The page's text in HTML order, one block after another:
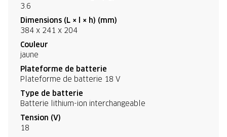
3.6
Dimensions (L × l × h) (mm)
384 x 241 x 204
Couleur
jaune
Plateforme de batterie
Plateforme de batterie 18 V
Type de batterie
Batterie lithium-ion interchangeable
Tension (V)
18